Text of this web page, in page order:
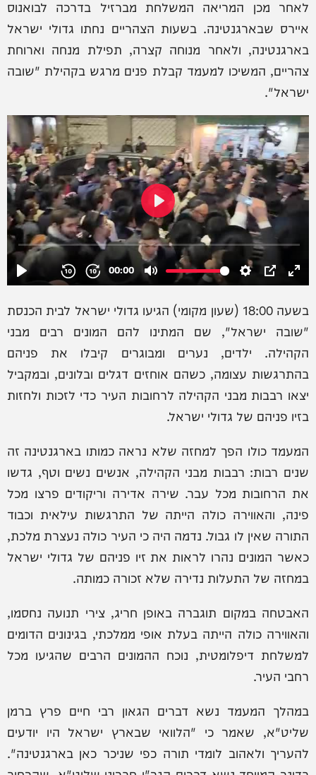
לאחר מכן המריאה המשלחת מברזיל בדרכה לבואנוס
איירס שבארגנטינה. בשעות הצהריים נחתו גדולי ישראל
בארגנטינה, ולאחר מנוחה קצרה, תפילת מנחה וארוחת
צהריים, המשיכו למעמד קבלת פנים מרגש בקהילת "שובה
ישראל".
בשעה 18:00 (שעון מקומי) הגיעו גדולי ישראל לבית הכנסת
"שובה ישראל", שם המתינו להם המונים רבים מבני
הקהילה. ילדים, נערים ומבוגרים קיבלו את פניהם
בהתרגשות עצומה, כשהם אוחזים דגלים ובלונים, ובמקביל
יצאו רבבות מבני הקהילה לרחובות העיר כדי לזכות ולחזות
בזיו פניהם של גדולי ישראל.
המעמד כולו הפך למחזה שלא נראה כמותו בארגנטינה זה
שנים רבות: רבבות מבני הקהילה, אנשים נשים וטף, גדשו
את הרחובות מכל עבר. שירה אדירה וריקודים פרצו מכל
פינה, והאווירה כולה הייתה של התרגשות עילאית וכבוד
התורה שאין לו גבול. נדמה היה כי העיר כולה נעצרת מלכת,
כאשר המונים נהרו לראות את זיו פניהם של גדולי ישראל
במחזה של התעלות נדירה שלא זכורה כמותה.
האבטחה במקום תוגברה באופן חריג, צירי תנועה נחסמו,
והאווירה כולה הייתה בעלת אופי ממלכתי, בגינונים הדומים
למשלחת דיפלומטית, נוכח ההמונים הרבים שהגיעו מכל
רחבי העיר.
במהלך המעמד נשא דברים הגאון רבי חיים פרץ ברמן
שליט"א, שאמר כי "הלוואי שבארץ ישראל היו יודעים
להעריך ולאהוב לומדי תורה כפי שניכר כאן בארגנטינה".